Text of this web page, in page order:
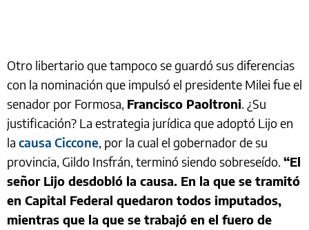
Otro libertario que tampoco se guardó sus diferencias
con la nominación que impulsó el presidente Milei fue el
senador por Formosa, Francisco Paoltroni. ¿Su
justificación? La estrategia jurídica que adoptó Lijo en
la causa Ciccone, por la cual el gobernador de su
provincia, Gildo Insfrán, terminó siendo sobreseído. “El
señor Lijo desdobló la causa. En la que se tramitó
en Capital Federal quedaron todos imputados,
mientras que la que se trabajó en el fuero de